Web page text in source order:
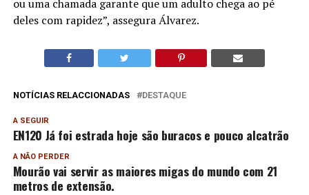
ou uma chamada garante que um adulto chega ao pé
deles com rapidez”, assegura Álvarez.
NOTÍCIAS RELACCIONADAS DESTAQUE
A SEGUIR
EN120 Já foi estrada hoje são buracos e pouco alcatrão
A NÃO PERDER
Mourão vai servir as maiores migas do mundo com 21
metros de extensão.